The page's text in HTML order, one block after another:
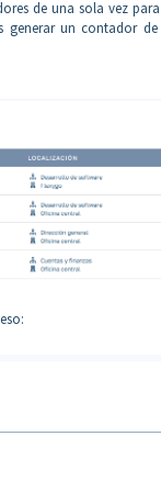
de una sola vez
generar un contador